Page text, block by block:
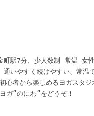
町駅7分、少人数制 常温 女
いやすく続けやすい、常温
心者から楽しめるヨガスタ
ガ”のにわ”をどうぞ！